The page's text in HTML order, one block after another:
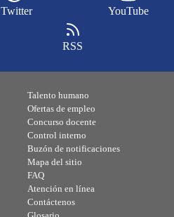
Twitter YouTube
RSS
Talento humano
Ofertas de empleo
Concurso docente
Control interno
Buzón de notificaciones
Mapa del sitio
FAQ
Atención en línea
Contáctenos